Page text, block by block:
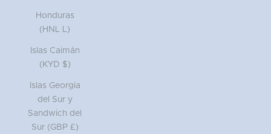
Honduras
(HNL L)
Islas Caimán
(KYD $)
Islas Georgia
del Sur y
Sandwich del
Sur (GBP £)